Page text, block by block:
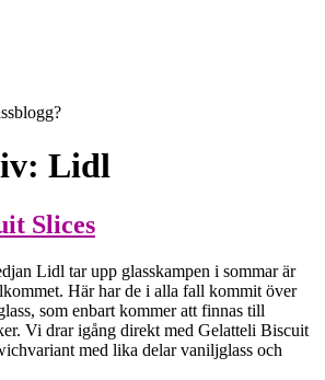
Lidl
Slices
Lidl tar upp glasskampen i sommar är
Här har de i alla fall kommit över
som enbart kommer att finnas till
Vi drar igång direkt med Gelatteli Biscuit
med lika delar vaniljglass och